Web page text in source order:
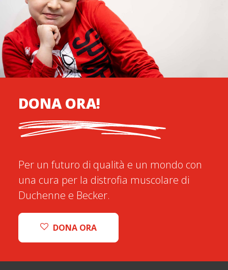
DONA ORA!
Per un futuro di qualità e un mondo con
una cura per la distrofia muscolare di
Duchenne e Becker.
DONA ORA